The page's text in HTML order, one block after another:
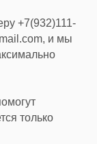
+7(932)111-
и мы
только